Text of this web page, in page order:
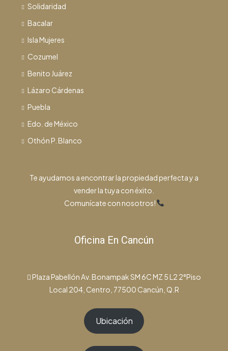
Solidaridad
Bacalar
Isla Mujeres
Cozumel
Benito Juárez
Lázaro Cárdenas
Puebla
Edo. de México
Othón P. Blanco
Te ayudamos a encontrar la propiedad perfecta y a
vender la tuya con éxito.
Comunícate con nosotros!
Oficina En Cancún
Plaza Pabellón Av. Bonampak SM 6C MZ 5 L2 2°Piso
Local 204, Centro, 77500 Cancún, Q.R
Ubicación